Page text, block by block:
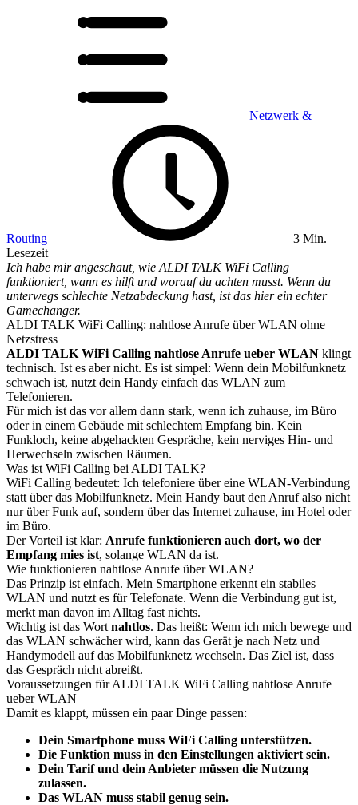
Netzwerk &
Routing
3 Min.
Lesezeit
Ich habe mir angeschaut, wie ALDI TALK WiFi Calling
funktioniert, wann es hilft und worauf du achten musst. Wenn du
unterwegs schlechte Netzabdeckung hast, ist das hier ein echter
Gamechanger.
ALDI TALK WiFi Calling: nahtlose Anrufe über WLAN ohne
Netzstress
ALDI TALK WiFi Calling nahtlose Anrufe ueber WLAN klingt
technisch. Ist es aber nicht. Es ist simpel: Wenn dein Mobilfunknetz
schwach ist, nutzt dein Handy einfach das WLAN zum
Telefonieren.
Für mich ist das vor allem dann stark, wenn ich zuhause, im Büro
oder in einem Gebäude mit schlechtem Empfang bin. Kein
Funkloch, keine abgehackten Gespräche, kein nerviges Hin- und
Herwechseln zwischen Räumen.
Was ist WiFi Calling bei ALDI TALK?
WiFi Calling bedeutet: Ich telefoniere über eine WLAN-Verbindung
statt über das Mobilfunknetz. Mein Handy baut den Anruf also nicht
nur über Funk auf, sondern über das Internet zuhause, im Hotel oder
im Büro.
Der Vorteil ist klar: Anrufe funktionieren auch dort, wo der
Empfang mies ist, solange WLAN da ist.
Wie funktionieren nahtlose Anrufe über WLAN?
Das Prinzip ist einfach. Mein Smartphone erkennt ein stabiles
WLAN und nutzt es für Telefonate. Wenn die Verbindung gut ist,
merkt man davon im Alltag fast nichts.
Wichtig ist das Wort nahtlos. Das heißt: Wenn ich mich bewege und
das WLAN schwächer wird, kann das Gerät je nach Netz und
Handymodell auf das Mobilfunknetz wechseln. Das Ziel ist, dass
das Gespräch nicht abreißt.
Voraussetzungen für ALDI TALK WiFi Calling nahtlose Anrufe
ueber WLAN
Damit es klappt, müssen ein paar Dinge passen:
Dein Smartphone muss WiFi Calling unterstützen.
Die Funktion muss in den Einstellungen aktiviert sein.
Dein Tarif und dein Anbieter müssen die Nutzung
zulassen.
Das WLAN muss stabil genug sein.